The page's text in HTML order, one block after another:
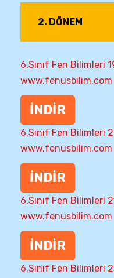
2. DÖNEM
6.Sınıf Fen Bilimleri
www.fenusbilim.com
İNDİR
6.Sınıf Fen Bilimleri
www.fenusbilim.com
İNDİR
6.Sınıf Fen Bilimleri
www.fenusbilim.com
İNDİR
6.Sınıf Fen Bilimleri